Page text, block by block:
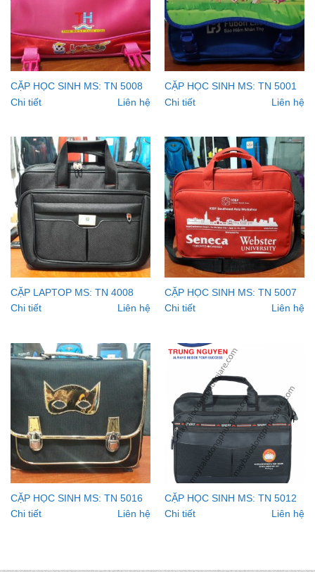
CẶP HỌC SINH MS: TN 5008
Chi tiết
Liên hệ
CẶP HỌC SINH MS: TN 5001
Chi tiết
Liên hệ
CẶP LAPTOP MS: TN 4008
Chi tiết
Liên hệ
CẶP HỌC SINH MS: TN 5007
Chi tiết
Liên hệ
CẶP HỌC SINH MS: TN 5016
Chi tiết
Liên hệ
CẶP HỌC SINH MS: TN 5012
Chi tiết
Liên hệ